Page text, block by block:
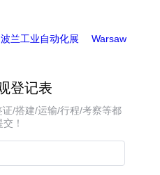
波兰工业自动化展
Warsaw